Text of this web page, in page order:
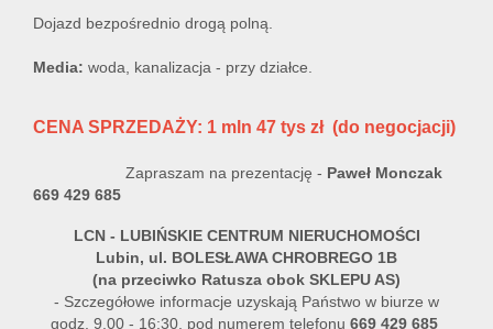
Dojazd bezpośrednio drogą polną.
Media: woda, kanalizacja - przy działce.
CENA SPRZEDAŻY: 1 mln 47 tys zł (do negocjacji)
Zapraszam na prezentację - Paweł Monczak
669 429 685
LCN - LUBIŃSKIE CENTRUM NIERUCHOMOŚCI
Lubin, ul. BOLESŁAWA CHROBREGO 1B
(na przeciwko Ratusza obok SKLEPU AS)
- Szczegółowe informacje uzyskają Państwo w biurze w
godz. 9.00 - 16:30, pod numerem telefonu 669 429 685